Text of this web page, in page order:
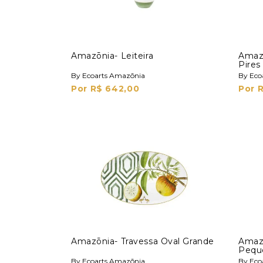
Amazōnia- Leiteira
By Ecoarts Amazōnia
Por R$ 642,00
Pires
By
Por
Amazōnia- Travessa Oval Grande
By Ecoarts Amazōnia By